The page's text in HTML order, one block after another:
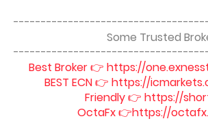
Some Trusted
Best Broker 👉 https://
BEST ECN 👉 https://
Friendly 👉 https://
OctaFx 👉https://